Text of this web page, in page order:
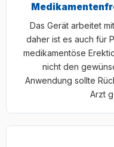
Das Gerät arbeitet
daher ist es auch für
medikamentöse
nicht den
Anwendung sollte
Arzt